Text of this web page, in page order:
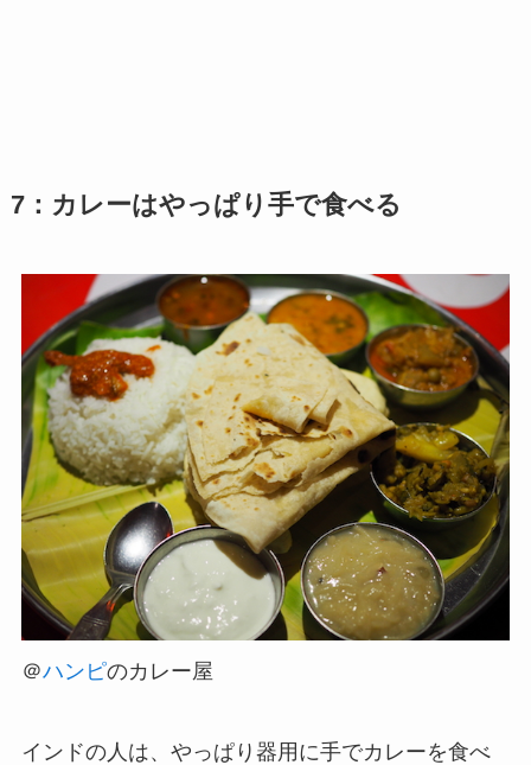
7：カレーはやっぱり手で食べる
＠ハンピのカレー屋
インドの人は、やっぱり器用に手でカレーを食べ